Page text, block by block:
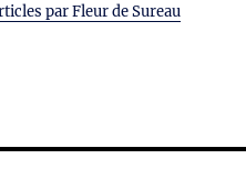
par Fleur de Sureau